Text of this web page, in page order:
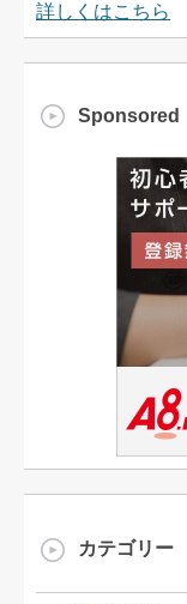
詳しくはこちら
Sponsored
カテゴリー